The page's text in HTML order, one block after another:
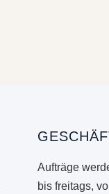
Aufträge
bis freitags,